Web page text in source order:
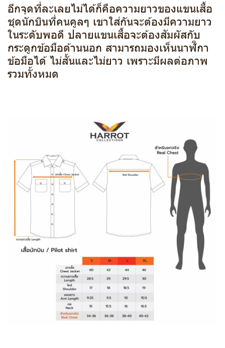
อีกจุดที่ละเลยไม่ได้ก็คือความยาวของแขนเสื้อ
ชุดนักบินที่คนคูลๆ เขาใส่กันจะต้องมีความยาว
ในระดับพอดี ปลายแขนเสื้อจะต้องสัมผัสกับ
กระดูกข้อมือด้านนอก สามารถมองเห็นนาฬิกา
ข้อมือได้ ไม่สั้นและไม่ยาว เพราะมีผลต่อภาพ
รวมทั้งหมด